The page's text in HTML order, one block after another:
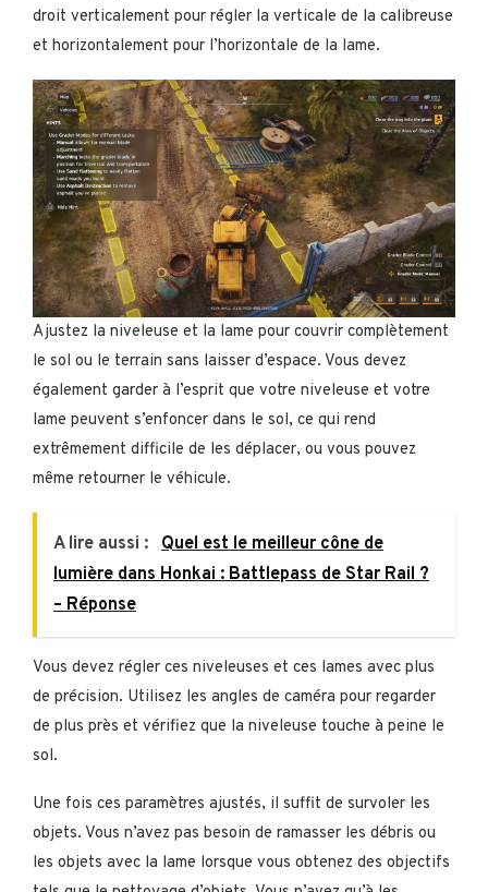
droit verticalement pour régler la verticale de la calibreuse
et horizontalement pour l’horizontale de la lame.
Ajustez la niveleuse et la lame pour couvrir complètement
le sol ou le terrain sans laisser d’espace. Vous devez
également garder à l’esprit que votre niveleuse et votre
lame peuvent s’enfoncer dans le sol, ce qui rend
extrêmement difficile de les déplacer, ou vous pouvez
même retourner le véhicule.
A lire aussi : Quel est le meilleur cône de
lumière dans Honkai : Battlepass de Star Rail ?
– Réponse
Vous devez régler ces niveleuses et ces lames avec plus
de précision. Utilisez les angles de caméra pour regarder
de plus près et vérifiez que la niveleuse touche à peine le
sol.
Une fois ces paramètres ajustés, il suffit de survoler les
objets. Vous n’avez pas besoin de ramasser les débris ou
les objets avec la lame lorsque vous obtenez des objectifs